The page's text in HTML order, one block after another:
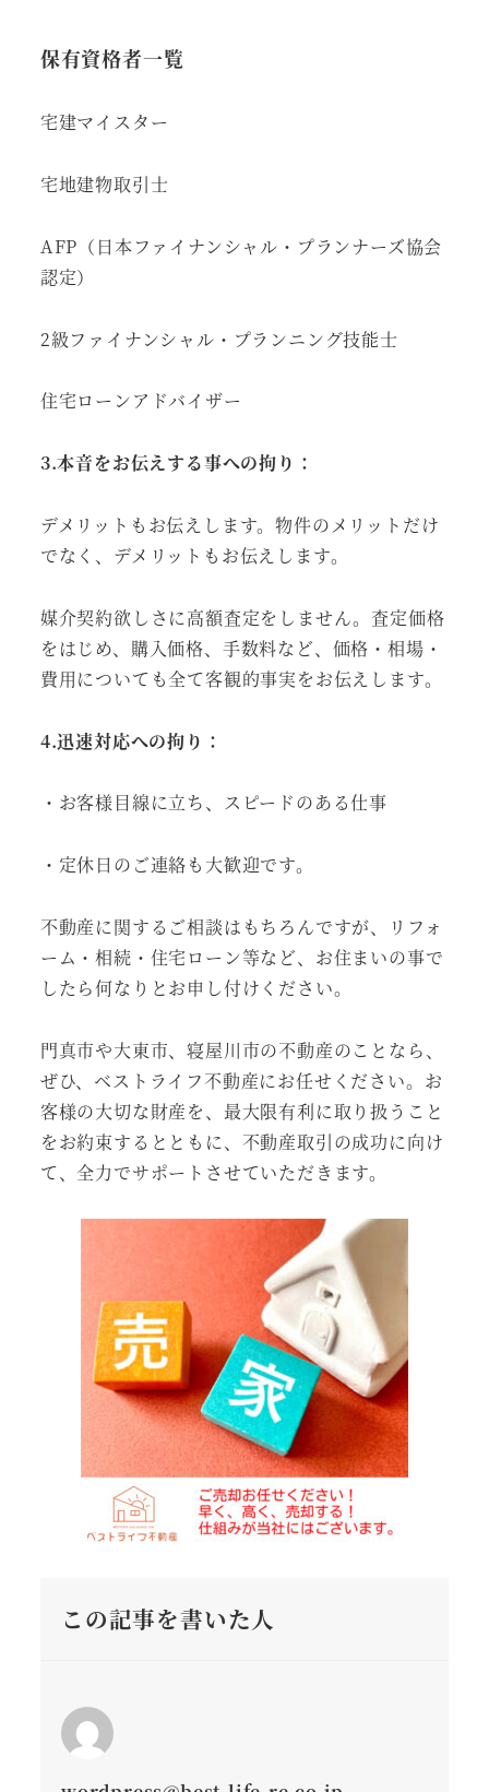
保有資格者一覧
宅建マイスター
宅地建物取引士
AFP（日本ファイナンシャル・プランナーズ協会
認定）
2級ファイナンシャル・プランニング技能士
住宅ローンアドバイザー
3.本音をお伝えする事への拘り：
デメリットもお伝えします。物件のメリットだけ
でなく、デメリットもお伝えします。
媒介契約欲しさに高額査定をしません。査定価格
をはじめ、購入価格、手数料など、価格・相場・
費用についても全て客観的事実をお伝えします。
4.迅速対応への拘り：
・お客様目線に立ち、スピードのある仕事
・定休日のご連絡も大歓迎です。
不動産に関するご相談はもちろんですが、リフォ
ーム・相続・住宅ローン等など、お住まいの事で
したら何なりとお申し付けください。
門真市や大東市、寝屋川市の不動産のことなら、
ぜひ、ベストライフ不動産にお任せください。お
客様の大切な財産を、最大限有利に取り扱うこと
をお約束するとともに、不動産取引の成功に向け
て、全力でサポートさせていただきます。
この記事を書いた人